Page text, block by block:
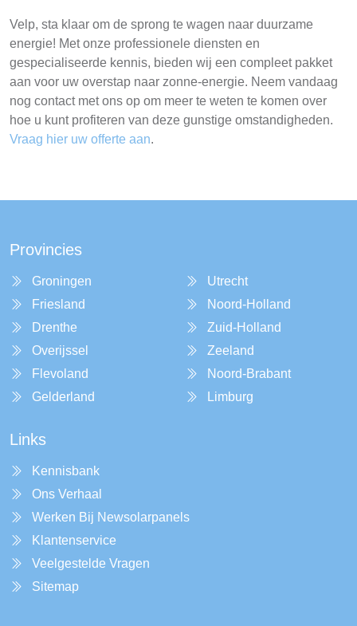
Velp, sta klaar om de sprong te wagen naar duurzame
energie! Met onze professionele diensten en
gespecialiseerde kennis, bieden wij een compleet pakket
aan voor uw overstap naar zonne-energie. Neem vandaag
nog contact met ons op om meer te weten te komen over
hoe u kunt profiteren van deze gunstige omstandigheden.
Vraag hier uw offerte aan.
Provincies
Groningen
Friesland
Drenthe
Overijssel
Flevoland
Gelderland
Utrecht
Noord-Holland
Zuid-Holland
Zeeland
Noord-Brabant
Limburg
Links
Kennisbank
Ons Verhaal
Werken Bij Newsolarpanels
Klantenservice
Veelgestelde Vragen
Sitemap